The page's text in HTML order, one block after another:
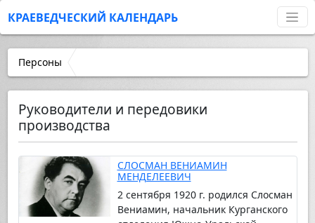
КРАЕВЕДЧЕСКИЙ КАЛЕНДАРЬ
Персоны
Руководители и передовики
производства
СЛОСМАН ВЕНИАМИН
МЕНДЕЛЕЕВИЧ
2 сентября 1920 г. родился Слосман
Вениамин, начальник Курганского